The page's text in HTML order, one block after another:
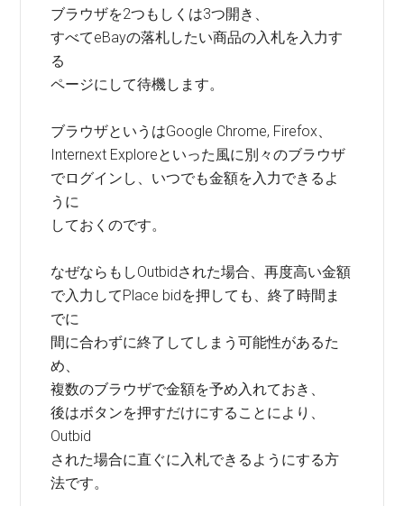
ブラウザを2つもしくは3つ開き、
すべてeBayの落札したい商品の入札を入力す
る
ページにして待機します。
ブラウザというはGoogle Chrome, Firefox、
Internext Exploreといった風に別々のブラウザ
でログインし、いつでも金額を入力できるよ
うに
しておくのです。
なぜならもしOutbidされた場合、再度高い金額
で入力してPlace bidを押しても、終了時間ま
でに
間に合わずに終了してしまう可能性があるた
め、
複数のブラウザで金額を予め入れておき、
後はボタンを押すだけにすることにより、
Outbid
された場合に直ぐに入札できるようにする方
法です。